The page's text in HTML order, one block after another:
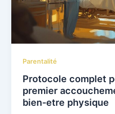
Parentalité
Protocole complet
premier
bien-etre physique